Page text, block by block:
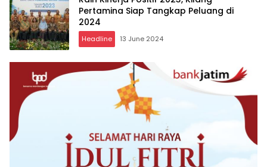
Pertamina Siap Tangkap Peluang di
2024
Headline 13 June 2024